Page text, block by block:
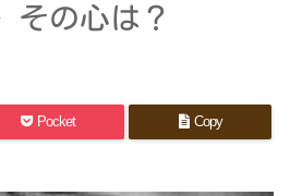
の心は？
Pocket Copy